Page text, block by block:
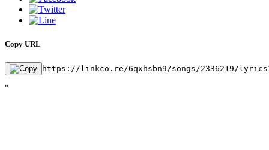
Copy URL
https://linkco.re/6qxhsbn9/songs/2336219/
"